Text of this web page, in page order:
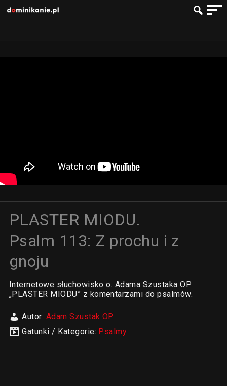
PLASTER MIODU.
Psalm 113: Z prochu i z
gnoju
Internetowe słuchowisko o. Adama Szustaka OP
„PLASTER MIODU” z komentarzami do psalmów.
Autor: Adam Szustak OP
Gatunki / Kategorie: Psalmy